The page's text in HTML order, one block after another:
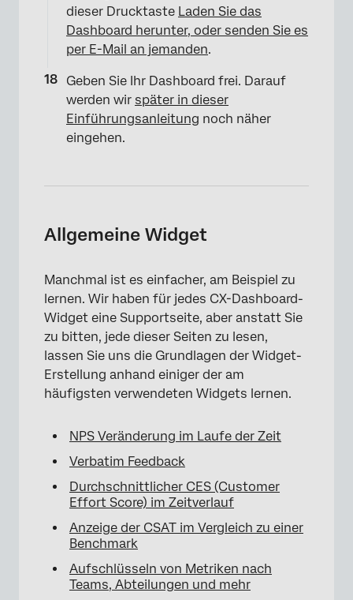
dieser Drucktaste Laden Sie das
Dashboard herunter, oder senden Sie es
per E-Mail an jemanden.
Geben Sie Ihr Dashboard frei. Darauf
werden wir später in dieser
Einführungsanleitung noch näher
eingehen.
Allgemeine Widget
Manchmal ist es einfacher, am Beispiel zu
lernen. Wir haben für jedes CX-Dashboard-
Widget eine Supportseite, aber anstatt Sie
zu bitten, jede dieser Seiten zu lesen,
lassen Sie uns die Grundlagen der Widget-
Erstellung anhand einiger der am
häufigsten verwendeten Widgets lernen.
NPS Veränderung im Laufe der Zeit
Verbatim Feedback
Durchschnittlicher CES (Customer
Effort Score) im Zeitverlauf
Anzeige der CSAT im Vergleich zu einer
Benchmark
Aufschlüsseln von Metriken nach
Teams, Abteilungen und mehr